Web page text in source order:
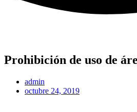
Prohibición de uso de
admin
octubre 24, 2019